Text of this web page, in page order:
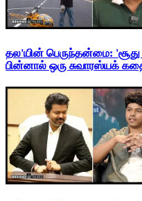
தல'யின் பெருந்தன்மை: 'சூது
பின்னால் ஒரு சுவாரஸ்யக்